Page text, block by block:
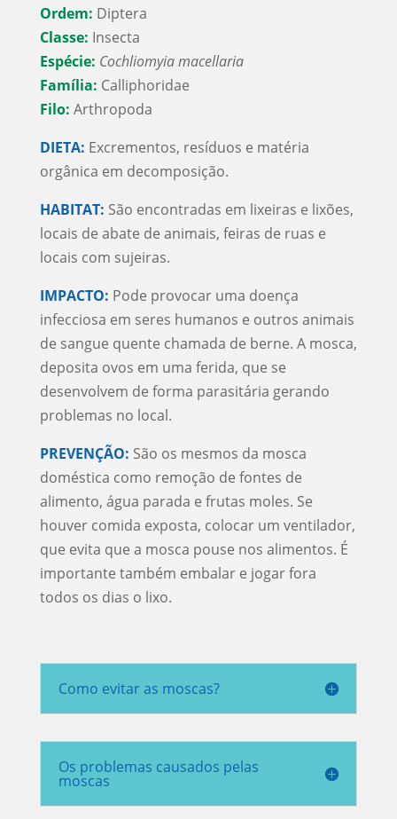
Ordem: Diptera
Classe: Insecta
Espécie: Cochliomyia macellaria
Família: Calliphoridae
Filo: Arthropoda
DIETA: Excrementos, resíduos e matéria
orgânica em decomposição.
HABITAT: São encontradas em lixeiras e lixões,
locais de abate de animais, feiras de ruas e
locais com sujeiras.
IMPACTO: Pode provocar uma doença
infecciosa em seres humanos e outros animais
de sangue quente chamada de berne. A mosca,
deposita ovos em uma ferida, que se
desenvolvem de forma parasitária gerando
problemas no local.
PREVENÇÃO: São os mesmos da mosca
doméstica como remoção de fontes de
alimento, água parada e frutas moles. Se
houver comida exposta, colocar um ventilador,
que evita que a mosca pouse nos alimentos. É
importante também embalar e jogar fora
todos os dias o lixo.
Como evitar as moscas?
Os problemas causados pelas
moscas